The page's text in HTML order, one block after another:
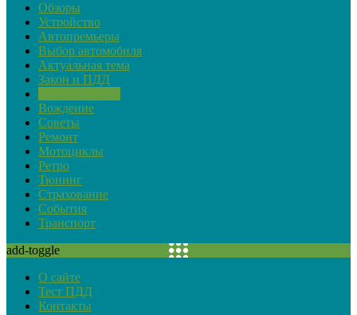
Обзоры
Устройство
Автопремьеры
Выбор автомобиля
Актуальная тема
Закон и ПДД
Вождение
Советы
Ремонт
Мотоциклы
Ретро
Тюнинг
Страхование
События
Транспорт
add-toggle
О сайте
Тест ПДД
Контакты